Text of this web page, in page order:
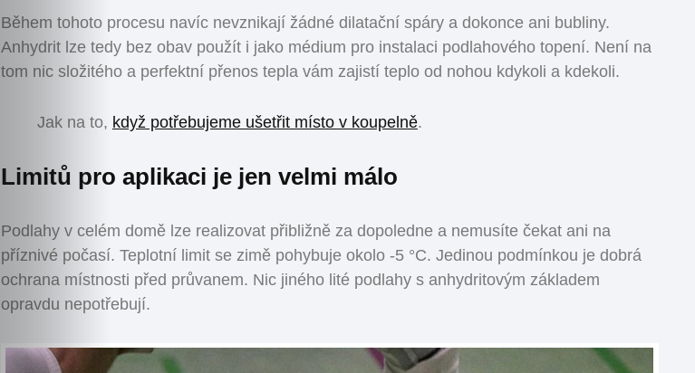
Posts
Zahrada
zeleň
životní
styl
Hobby
čas
Během tohoto procesu navíc nevznikají žádné dilatační spáry a dokonce ani bubliny.
Anhydrit lze tedy bez obav použít i jako médium pro instalaci podlahového topení. Není na
tom nic složitého a perfektní přenos tepla vám zajistí teplo od nohou kdykoli a kdekoli.
Jak na to, když potřebujeme ušetřit místo v koupelně.
Limitů pro aplikaci je jen velmi málo
Podlahy v celém domě lze realizovat přibližně za dopoledne a nemusíte čekat ani na
příznivé počasí. Teplotní limit se zimě pohybuje okolo -5 °C. Jedinou podmínkou je dobrá
ochrana místnosti před průvanem. Nic jiného lité podlahy s anhydritovým základem
opravdu nepotřebují.